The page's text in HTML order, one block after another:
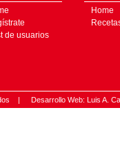
de usuarios
Home
| Desarrollo Web: Luis